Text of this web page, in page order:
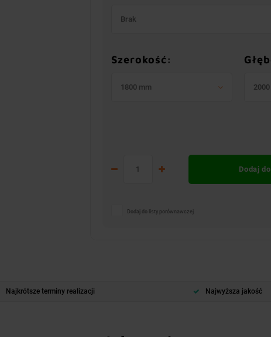
Brak
Szerokość:
1800 mm
Dodaj
Dodaj do listy porównawczej
Najkrótsze terminy realizacji Najwyższa jakość